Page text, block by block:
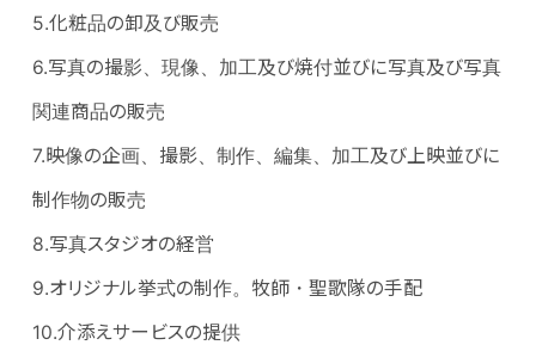
5.化粧品の卸及び販売
6.写真の撮影、現像、加工及び焼付並びに写真及び写真
関連商品の販売
7.映像の企画、撮影、制作、編集、加工及び上映並びに
制作物の販売
8.写真スタジオの経営
9.オリジナル挙式の制作。牧師・聖歌隊の手配
10.介添えサービスの提供